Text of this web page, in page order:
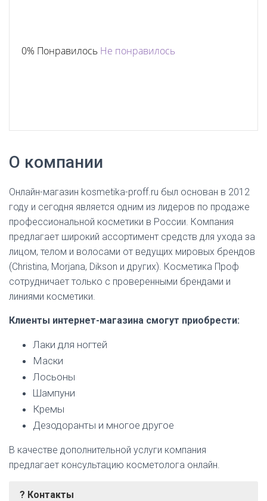
0% Понравилось Не понравилось
О компании
Онлайн-магазин kosmetika-proff.ru был основан в 2012
году и сегодня является одним из лидеров по продаже
профессиональной косметики в России. Компания
предлагает широкий ассортимент средств для ухода за
лицом, телом и волосами от ведущих мировых брендов
(Christina, Morjana, Dikson и других). Косметика Проф
сотрудничает только с проверенными брендами и
линиями косметики.
Клиенты интернет-магазина смогут приобрести:
Лаки для ногтей
Маски
Лосьоны
Шампуни
Кремы
Дезодоранты и многое другое
В качестве дополнительной услуги компания
предлагает консультацию косметолога онлайн.
? Контакты